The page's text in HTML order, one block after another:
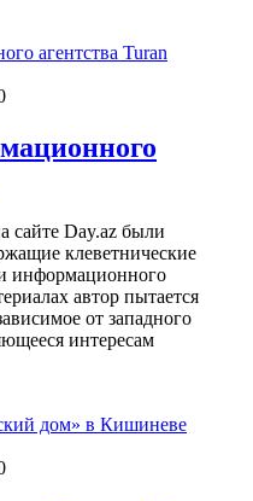
сайте Day.az были
клеветнические
информационного
автор пытается
от западного
интересам